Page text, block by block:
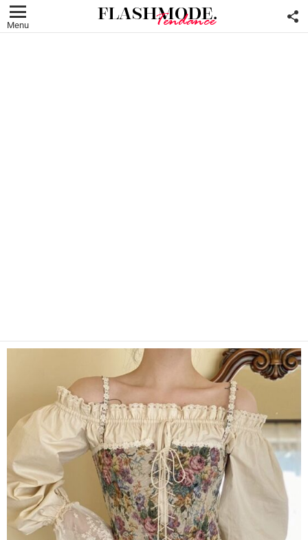
Menu